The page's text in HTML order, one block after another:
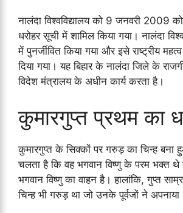
नालंदा विश्वविद्यालय को 9 जनवरी 2009
धरोहर सूची में शामिल किया गया। नालंदा
में पुनर्जीवित किया गया और इसे राष्ट्रीय
दिया गया। यह बिहार के नालंदा जिले के
विदेश मंत्रालय के अधीन कार्य करता है।
कुमारगुप्त प्रथम का
कुमारगुप्त के सिक्कों पर गरुड़ का चिन्ह बना
चलता है कि वह भगवान विष्णु के परम भक्त थे
भगवान विष्णु का वाहन है। हालांकि, गुप्त
चिन्ह भी गरुड़ था जो उनके पूर्वजों ने अपनाया